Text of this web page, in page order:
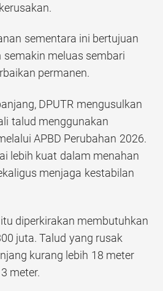
sementara ini bertujuan
semakin meluas sembari
permanen.
DPUTR mengusulkan
talud menggunakan
APBD Perubahan 2026.
lebih kuat dalam menahan
menjaga kestabilan
diperkirakan membutuhkan
juta. Talud yang rusak
kurang lebih 18 meter
meter.